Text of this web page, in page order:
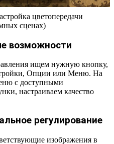
цветопередачи
сценах)
возможности
ищем нужную кнопку,
Опции или Меню. На
с доступными
настраиваем качество
регулирование
изображения в